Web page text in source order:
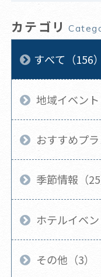
カテゴリ
すべて（156）
地域イベント
おすすめプラ
季節情報（25
ホテルイベン
その他（3）